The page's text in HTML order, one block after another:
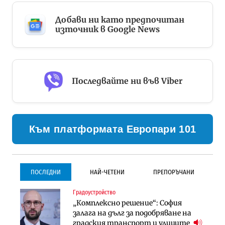
Добави ни като предпочитан
източник в Google News
Последвайте ни във Viber
Към платформата Европари 101
ПОСЛЕДНИ НАЙ-ЧЕТЕНИ ПРЕПОРЪЧАНИ
Градоустройство
„Комплексно решение“: София
залага на дълг за подобряване на
градския транспорт и улиците
Градоустройство
Столична община избра
изпълнител за преместването на
трамвайното трасе по бул.
Инфраструктура
Проектирането на тунела под
Петрохан ще върви паралелно с
екологичните оценки